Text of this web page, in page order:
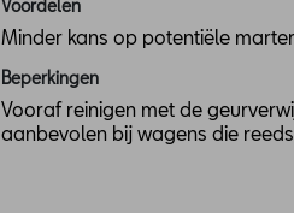
Voordelen
Minder kans op potentiële
Beperkingen
Vooraf reinigen met de
aanbevolen bij wagens die